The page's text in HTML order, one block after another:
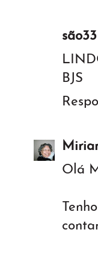
são33
BJS
Olá